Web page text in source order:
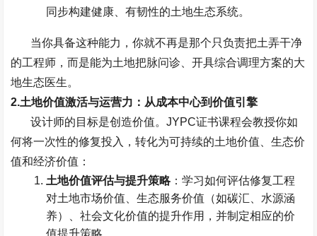
同步构建健康、有韧性的土地生态系统。
当你具备这种能力，你就不再是那个只负责把土弄干净
的工程师，而是能为土地把脉问诊、开具综合调理方案的大
地生态医生。
2.土地价值激活与运营力：从成本中心到价值引擎
设计师的目标是创造价值。JYPC证书课程会教授你如
何将一次性的修复投入，转化为可持续的土地价值、生态价
值和经济价值：
土地价值评估与提升策略：学习如何评估修复工程
对土地市场价值、生态服务价值（如碳汇、水源涵
养）、社会文化价值的提升作用，并制定相应的价
值提升策略。